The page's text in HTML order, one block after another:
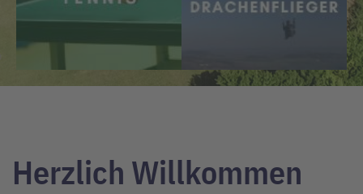
Herzlich Willkommen